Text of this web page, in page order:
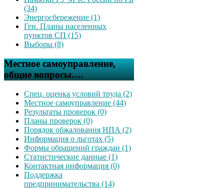
(34)
Энергосбережение (1)
Ген. Планы населенных
пунктов СП (15)
Выборы (8)
Местное самоуправление,
общие вопросы….
Спец. оценка условий труда (2)
Местное самоуправление (44)
Результаты проверок (0)
Планы проверок (0)
Порядок обжалования НПА (2)
Информация о льготах (5)
Формы обращений граждан (1)
Статистические данные (1)
Контактная информация (0)
Поддержка
предпринимательства (14)